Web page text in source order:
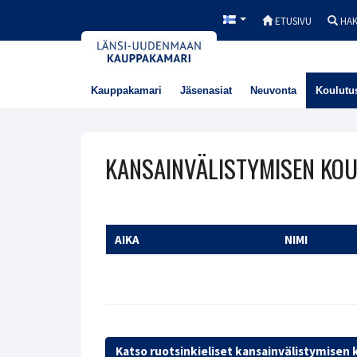
ETUSIVU
Kauppakamari Jäsenasiat Neuvonta
KANSAINVÄLISTYMISEN
AIKA NIMI
Katso ruotsinkieliset